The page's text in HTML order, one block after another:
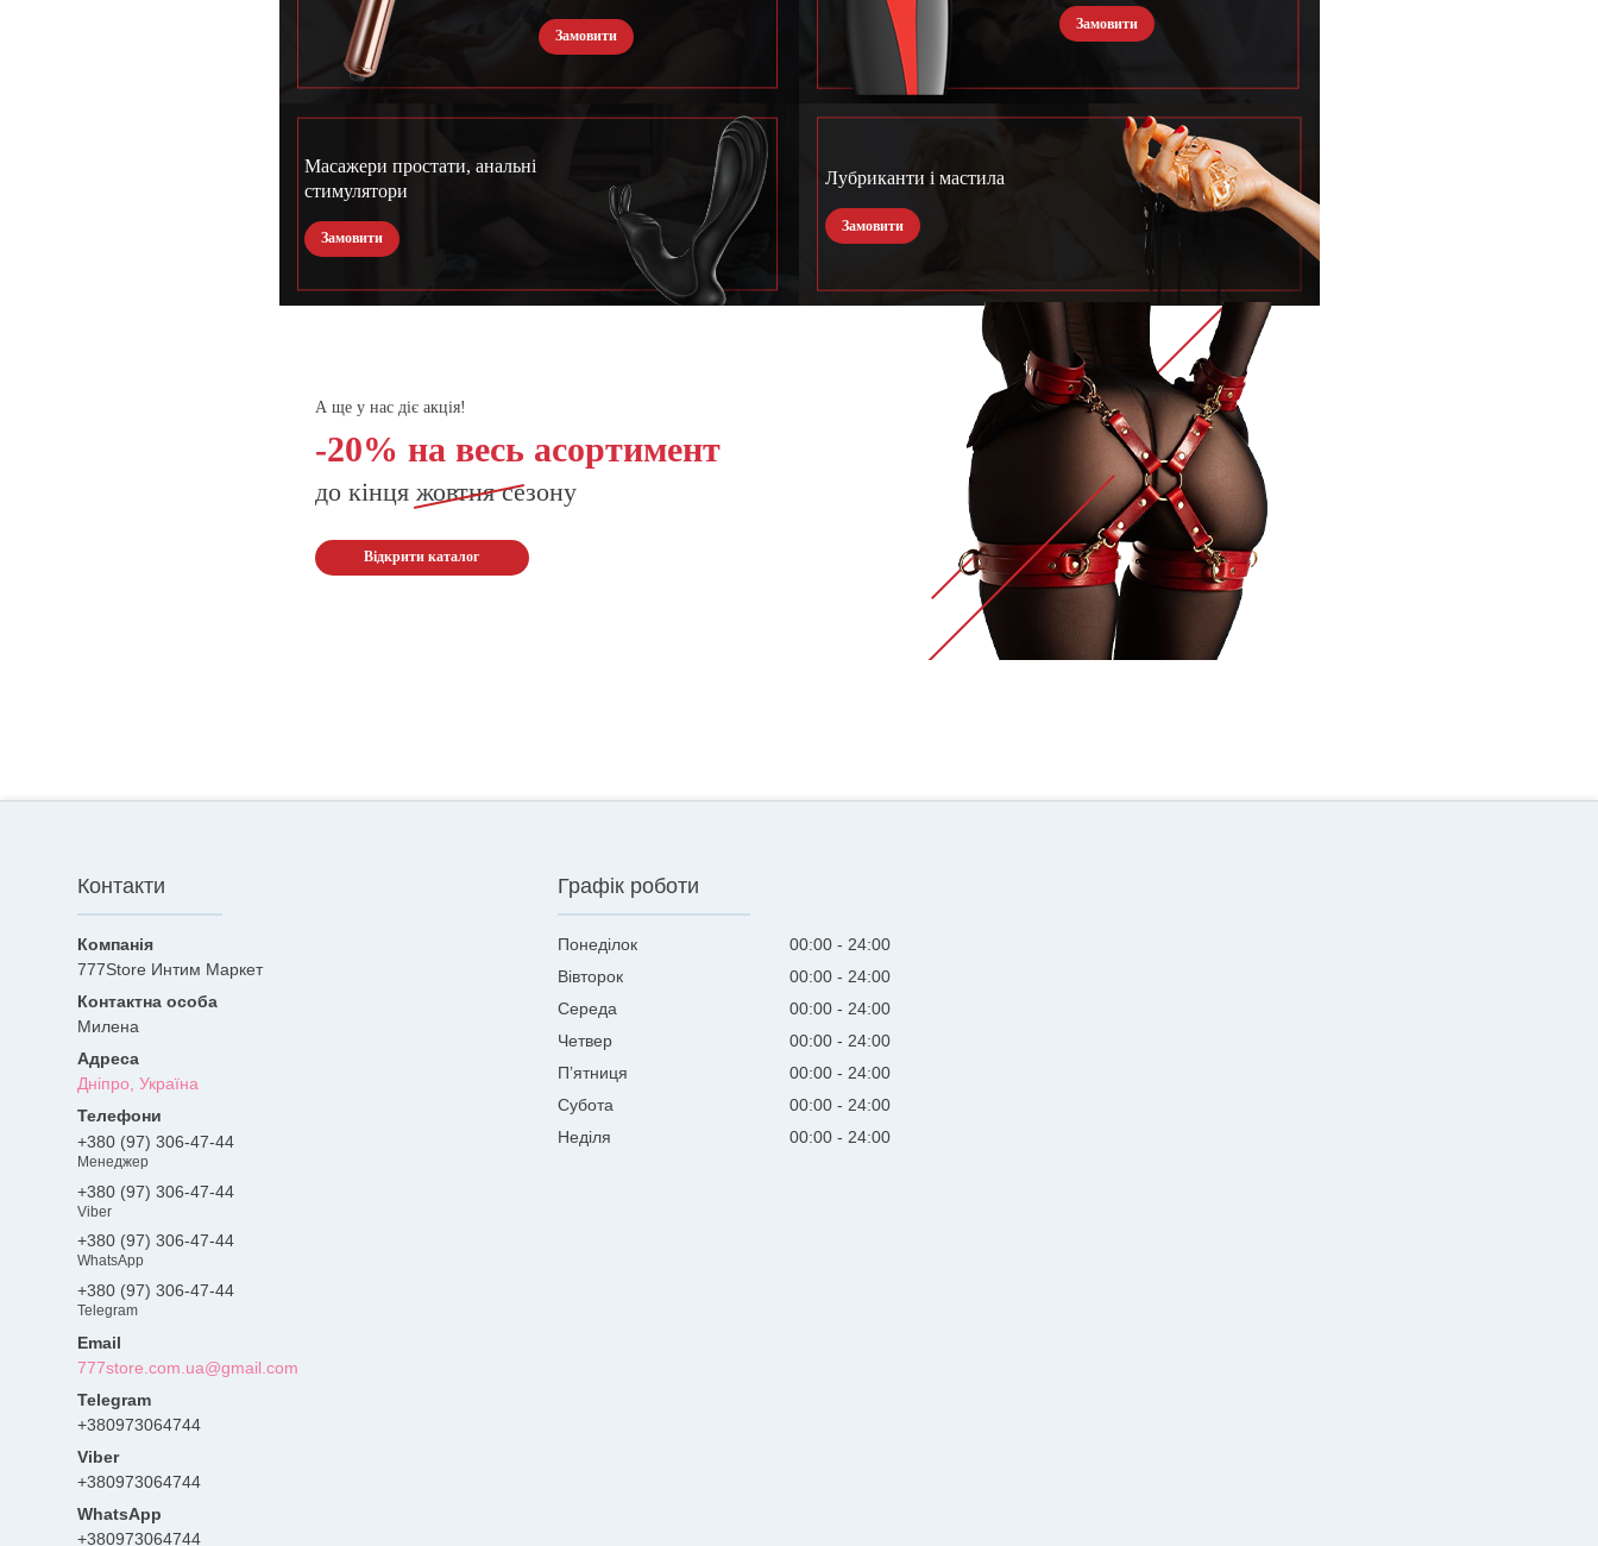
Замовити
Замовити
Масажери простати, анальні
стимулятори
Замовити
Лубриканти і мастила
Замовити
А ще у нас діє акція!
-20% на весь асортимент
до кінця жовтнясезону
Відкрити каталог
Контакти
777Store Интим Маркет
Милена
Дніпро, Україна
+380 (97) 306-47-44
Менеджер
+380 (97) 306-47-44
Viber
+380 (97) 306-47-44
WhatsApp
+380 (97) 306-47-44
Telegram
777store.com.ua@gmail.com
+380973064744
+380973064744
+380973064744
Графік роботи
Понеділок 00:00
24:00
Вівторок
00:00
24:00
Середа
00:00
24:00
Четвер
00:00
24:00
Пʼятниця
00:00
24:00
Субота
00:00
24:00
Неділя
00:00 24:00